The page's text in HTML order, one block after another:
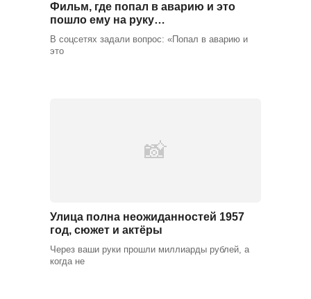
Фильм, где попал в аварию и это
пошло ему на руку…
В соцсетях задали вопрос: «Попал в аварию и
это
Улица полна неожиданностей 1957
год, сюжет и актёры
Через ваши руки прошли миллиарды рублей, а
когда не